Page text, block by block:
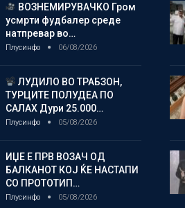
ВОЗНЕМИРУВАЧКО Гром
усмрти фудбалер среде
натпревар во…
Плусинфо 06/08/2026
ЛУДИЛО ВО ТРАБЗОН,
ТУРЦИТЕ ПОЛУДЕА ПО
САЛАХ Дури 25.000…
Плусинфо 05/08/2026
ИЏЕ Е ПРВ ВОЗАЧ ОД
БАЛКАНОТ КОЈ ЌЕ НАСТАПИ
СО ПРОТОТИП…
Плусинфо 05/08/2026